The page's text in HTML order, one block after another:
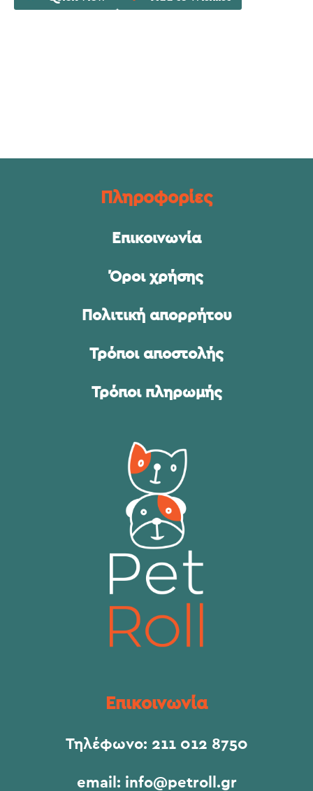
Πληροφορίες
Επικοινωνία
Όροι χρήσης
Πολιτική απορρήτου
Τρόποι αποστολής
Τρόποι πληρωμής
Επικοινωνία
Τηλέφωνο: 211 012 8750
email: info@petroll.gr